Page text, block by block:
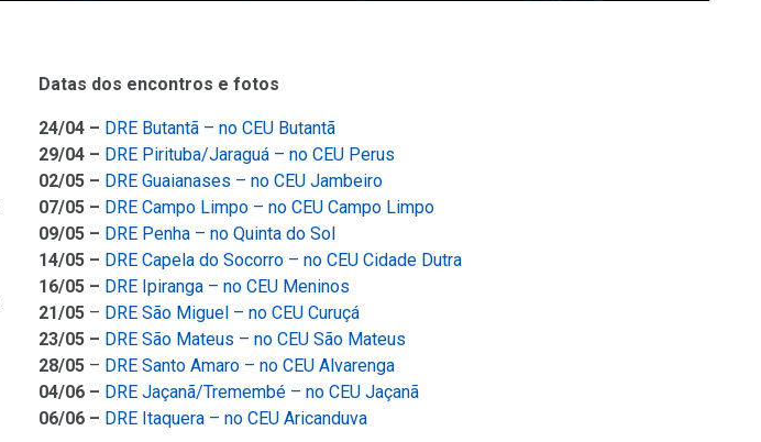
Datas dos encontros e fotos
24/04 – DRE Butantã – no CEU Butantã
29/04 – DRE Pirituba/Jaraguá – no CEU Perus
02/05 – DRE Guaianases – no CEU Jambeiro
07/05 – DRE Campo Limpo – no CEU Campo Limpo
09/05 – DRE Penha – no Quinta do Sol
14/05 – DRE Capela do Socorro – no CEU Cidade Dutra
16/05 – DRE Ipiranga – no CEU Meninos
21/05 – DRE São Miguel – no CEU Curuçá
23/05 – DRE São Mateus – no CEU São Mateus
28/05 – DRE Santo Amaro – no CEU Alvarenga
04/06 – DRE Jaçanã/Tremembé – no CEU Jaçanã
06/06 – DRE Itaquera – no CEU Aricanduva